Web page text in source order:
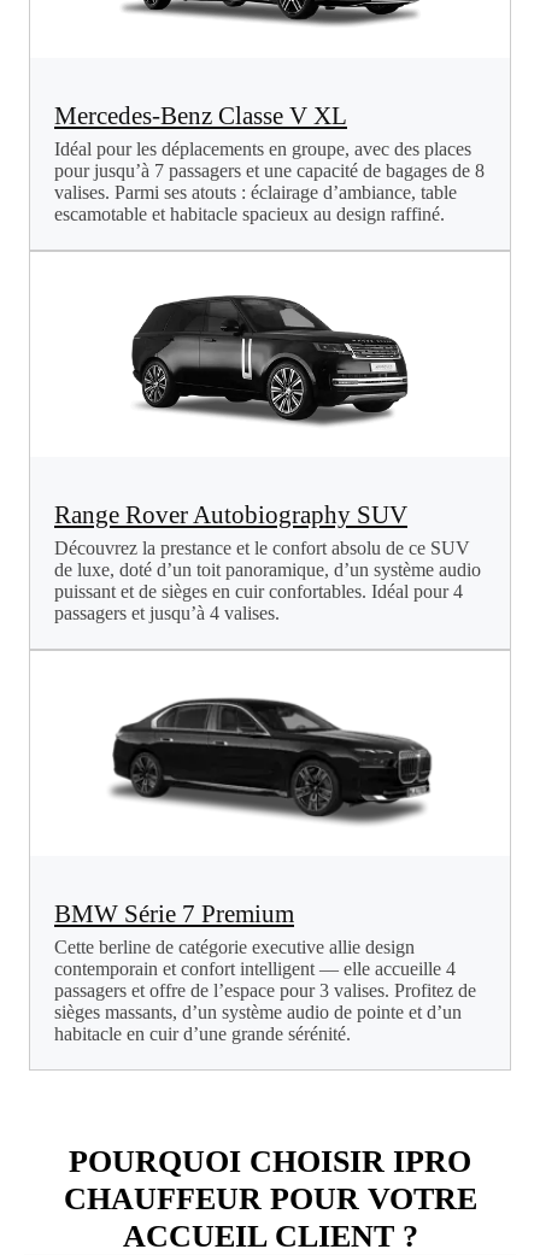
Mercedes-Benz Classe V XL
Idéal pour les déplacements en groupe, avec des places
pour jusqu’à 7 passagers et une capacité de bagages de 8
valises. Parmi ses atouts : éclairage d’ambiance, table
escamotable et habitacle spacieux au design raffiné.
Range Rover Autobiography SUV
Découvrez la prestance et le confort absolu de ce SUV
de luxe, doté d’un toit panoramique, d’un système audio
puissant et de sièges en cuir confortables. Idéal pour 4
passagers et jusqu’à 4 valises.
BMW Série 7 Premium
Cette berline de catégorie executive allie design
contemporain et confort intelligent — elle accueille 4
passagers et offre de l’espace pour 3 valises. Profitez de
sièges massants, d’un système audio de pointe et d’un
habitacle en cuir d’une grande sérénité.
POURQUOI CHOISIR IPRO
CHAUFFEUR POUR VOTRE
ACCUEIL CLIENT ?